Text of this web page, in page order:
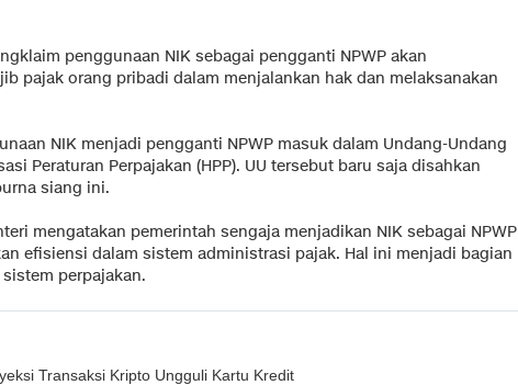
penggunaan NIK sebagai pengganti NPWP akan
pajak orang pribadi dalam menjalankan hak dan melaksanakan
NIK menjadi pengganti NPWP masuk dalam Undang-Undang
Peraturan Perpajakan (HPP). UU tersebut baru saja disahkan
siang ini.
mengatakan pemerintah sengaja menjadikan NIK sebagai NPWP
efisiensi dalam sistem administrasi pajak. Hal ini menjadi bagian
perpajakan.
Transaksi Kripto Ungguli Kartu Kredit